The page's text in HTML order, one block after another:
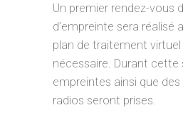
Un premier rendez-vous
d’empreinte sera réalisé
plan de traitement virtuel
nécessaire. Durant cette
empreintes ainsi que
radios seront prises.